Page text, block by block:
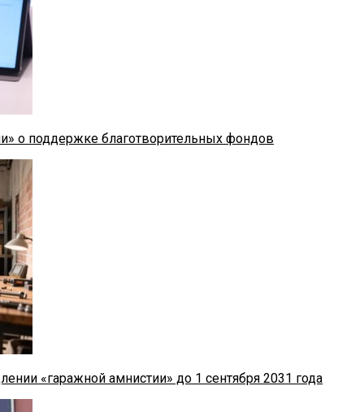
о поддержке благотворительных фондов
«гаражной амнистии» до 1 сентября 2031 года